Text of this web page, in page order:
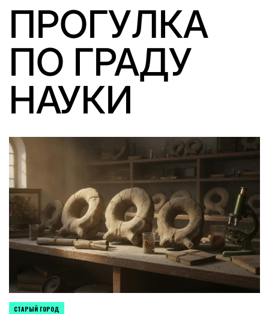
ПРОГУЛКА
ПО ГРАДУ
НАУКИ
СТАРЫЙ ГОРОД